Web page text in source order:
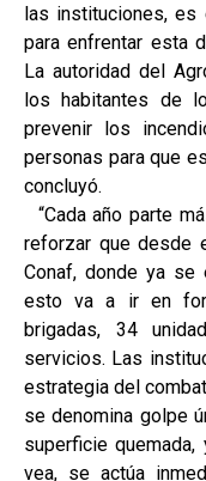
las instituciones,
para enfrentar esta
La autoridad del
los habitantes de
prevenir los
personas para que
concluyó.
“Cada año parte
reforzar que desde
Conaf, donde ya se
esto va a ir en
brigadas, 34
servicios. Las
estrategia del
se denomina golpe
superficie
vea, se actúa